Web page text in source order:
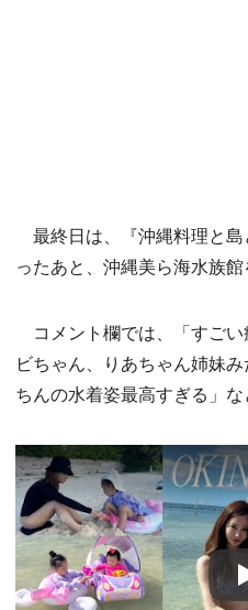
最終日は、『沖縄料理と
ったあと、沖縄美ら海水族館
コメント欄では、「すご
ビちゃん、りあちゃん姉妹
ちんの水着姿最高すぎる」な